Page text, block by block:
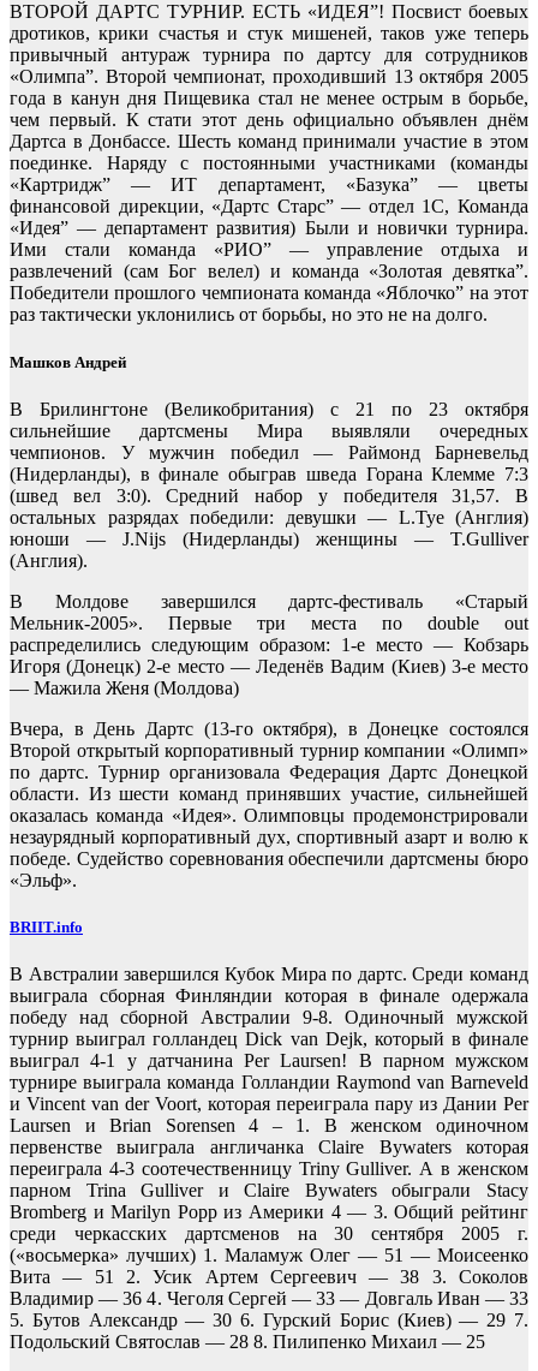
ВТОРОЙ ДАРТС ТУРНИР. ЕСТЬ «ИДЕЯ”! Посвист боевых
дротиков, крики счастья и стук мишеней, таков уже теперь
привычный антураж турнира по дартсу для сотрудников
«Олимпа”. Второй чемпионат, проходивший 13 октября 2005
года в канун дня Пищевика стал не менее острым в борьбе,
чем первый. К стати этот день официально объявлен днём
Дартса в Донбассе. Шесть команд принимали участие в этом
поединке. Наряду с постоянными участниками (команды
«Картридж” — ИТ департамент, «Базука” — цветы
финансовой дирекции, «Дартс Старс” — отдел 1С, Команда
«Идея” — департамент развития) Были и новички турнира.
Ими стали команда «РИО” — управление отдыха и
развлечений (сам Бог велел) и команда «Золотая девятка”.
Победители прошлого чемпионата команда «Яблочко” на этот
раз тактически уклонились от борьбы, но это не на долго.
Машков Андрей
В Брилингтоне (Великобритания) с 21 по 23 октября
сильнейшие дартсмены Мира выявляли очередных
чемпионов. У мужчин победил — Раймонд Барневельд
(Нидерланды), в финале обыграв шведа Горана Клемме 7:3
(швед вел 3:0). Средний набор у победителя 31,57. В
остальных разрядах победили: девушки — L.Tye (Англия)
юноши — J.Nijs (Нидерланды) женщины — T.Gulliver
(Англия).
В Молдове завершился дартс-фестиваль «Старый
Мельник-2005». Первые три места по double out
распределились следующим образом: 1-е место — Кобзарь
Игоря (Донецк) 2-е место — Леденёв Вадим (Киев) 3-е место
— Мажила Женя (Молдова)
Вчера, в День Дартс (13-го октября), в Донецке состоялся
Второй открытый корпоративный турнир компании «Олимп»
по дартс. Турнир организовала Федерация Дартс Донецкой
области. Из шести команд принявших участие, сильнейшей
оказалась команда «Идея». Олимповцы продемонстрировали
незаурядный корпоративный дух, спортивный азарт и волю к
победе. Судейство соревнования обеспечили дартсмены бюро
«Эльф».
BRIIT.info
В Австралии завершился Кубок Мира по дартс. Среди команд
выиграла сборная Финляндии которая в финале одержала
победу над сборной Австралии 9-8. Одиночный мужской
турнир выиграл голландец Dick van Dejk, который в финале
выиграл 4-1 у датчанина Per Laursen! В парном мужском
турнире выиграла команда Голландии Raymond van Barneveld
и Vincent van der Voort, которая переиграла пару из Дании Per
Laursen и Brian Sorensen 4 – 1. В женском одиночном
первенстве выиграла англичанка Claire Bywaters которая
переиграла 4-3 соотечественницу Trinу Gulliver. А в женском
парном Trina Gulliver и Claire Bywaters обыграли Stacy
Bromberg и Marilyn Popp из Америки 4 — 3. Общий рейтинг
среди черкасских дартсменов на 30 сентября 2005 г.
(«восьмерка» лучших) 1. Маламуж Олег — 51 — Моисеенко
Вита — 51 2. Усик Артем Сергеевич — 38 3. Соколов
Владимир — 36 4. Чеголя Сергей — 33 — Довгаль Иван — 33
5. Бутов Александр — 30 6. Гурский Борис (Киев) — 29 7.
Подольский Святослав — 28 8. Пилипенко Михаил — 25